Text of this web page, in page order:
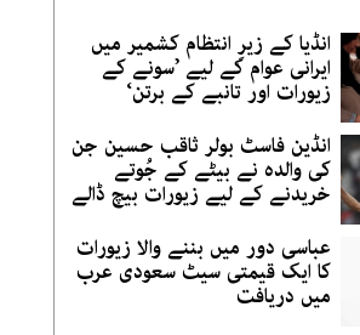
انڈیا کے زیرِ انتظام کشمیر میں
ایرانی عوام کے لیے ’سونے کے
زیورات اور تانبے کے برتن‘
انڈین فاسٹ بولر ثاقب حسین جن
کی والدہ نے بیٹے کے جُوتے
خریدنے کے لیے زیورات بیچ ڈالے
عباسی دور میں بننے والا زیورات
کا ایک قیمتی سیٹ سعودی عرب
میں دریافت